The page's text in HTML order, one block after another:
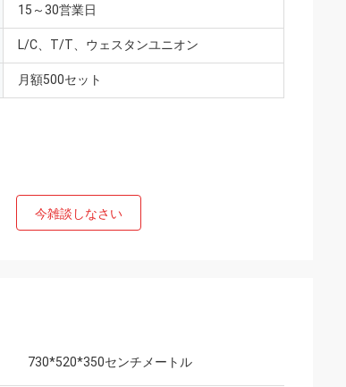
15～30営業日
L/C、T/T、ウェスタンユニオン
月額500セット
今雑談しなさい
730*520*350センチメートル